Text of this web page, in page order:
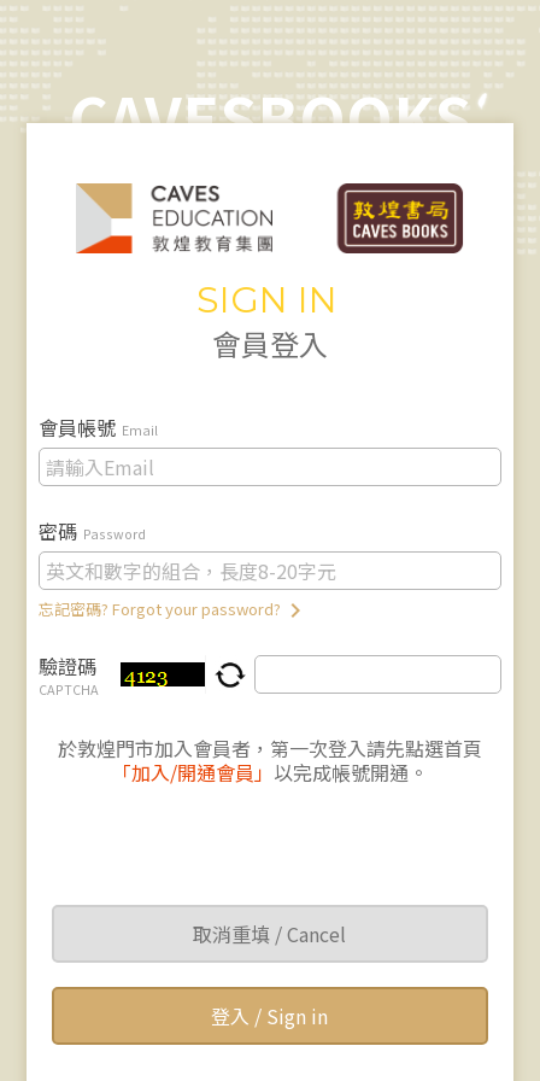
CAVESBOOKS
SIGN IN
會員登入
會員帳號 Email
密碼 Password
忘記密碼? Forgot your password? keyboard_arrow_right
驗證碼
CAPTCHA
於敦煌門市加入會員者，第一次登入請先點選首頁
「加入/開通會員」 以完成帳號開通。